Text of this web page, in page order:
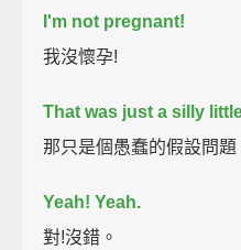
I'm not pregnant!
我沒懷孕!
That was just a silly
那只是個愚蠢的假設問題
Yeah! Yeah.
對!沒錯。